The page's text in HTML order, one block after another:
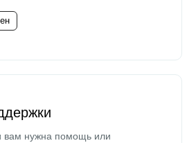
вам нужна помощь или